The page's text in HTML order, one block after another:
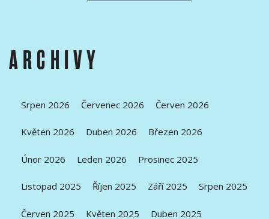
ARCHIVY
Srpen 2026 Červenec 2026 Červen 2026
Květen 2026 Duben 2026 Březen 2026
Únor 2026 Leden 2026 Prosinec 2025
Listopad 2025 Říjen 2025 Září 2025 Srpen 2025
Červen 2025 Květen 2025 Duben 2025